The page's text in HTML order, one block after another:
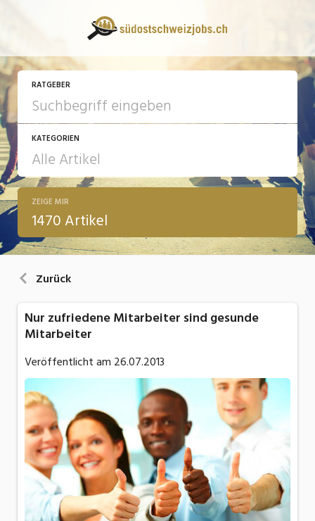
RATGEBER
KATEGORIEN
13 Fragen - 13 Antworten
Arbeit
ZEIGE MIR
1470 Artikel
Zurück
Nur zufriedene Mitarbeiter sind gesunde
Mitarbeiter
Veröffentlicht am 26.07.2013